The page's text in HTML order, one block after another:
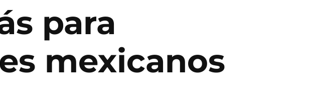
para
mexicanos